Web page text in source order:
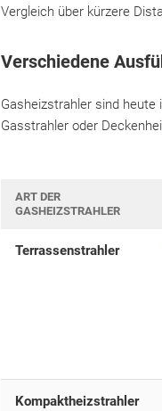
Vergleich über kürzere
Verschiedene
Gasheizstrahler sind heute
Gasstrahler oder
ART DER
GASHEIZSTRAHLER
Terrassenstrahler
Kompaktheizstrahler